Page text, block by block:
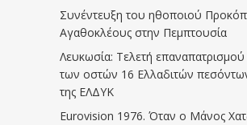
Συνέντευξη του ηθοποιού
Αγαθοκλέους στην Πεμπτουσία
Λευκωσία: Τελετή επαναπατρισμού
των οστών 16 Ελλαδιτών
της ΕΛΔΥΚ
Eurovision 1976. Όταν ο Μάνος